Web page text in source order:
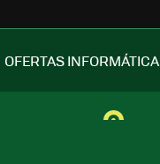
OFERTAS INFORMÁTICA